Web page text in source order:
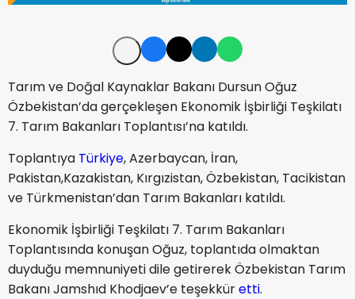
Tarım ve Doğal Kaynaklar Bakanı Dursun Oğuz
Özbekistan’da gerçekleşen Ekonomik İşbirliği Teşkilatı
7. Tarım Bakanları Toplantısı’na katıldı.
Toplantıya Türkiye, Azerbaycan, İran,
Pakistan,Kazakistan, Kırgızistan, Özbekistan, Tacikistan
ve Türkmenistan’dan Tarım Bakanları katıldı.
Ekonomik İşbirliği Teşkilatı 7. Tarım Bakanları
Toplantısında konuşan Oğuz, toplantıda olmaktan
duyduğu memnuniyeti dile getirerek Özbekistan Tarım
Bakanı Jamshıd Khodjaev’e teşekküretti.